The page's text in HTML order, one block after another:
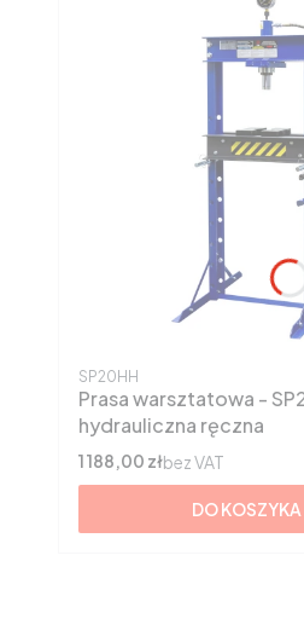
Kod produktu
SP20HH
Prasa warsztatowa -
hydrauliczna ręczna
Cena
1 188,00 złbez VAT
DO KOSZYKA